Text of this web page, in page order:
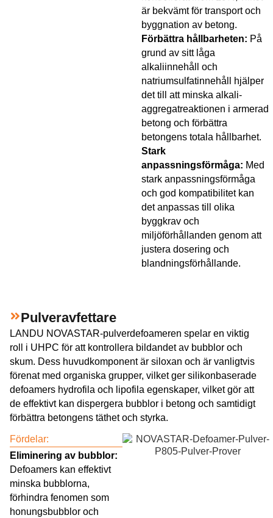
är bekvämt för transport och
byggnation av betong.
Förbättra hållbarheten: På
grund av sitt låga
alkaliinnehåll och
natriumsulfatinnehåll hjälper
det till att minska alkali-
aggregatreaktionen i armerad
betong och förbättra
betongens totala hållbarhet.
Stark
anpassningsförmåga: Med
stark anpassningsförmåga
och god kompatibilitet kan
det anpassas till olika
byggkrav och
miljöförhållanden genom att
justera dosering och
blandningsförhållande.
Pulveravfettare
LANDU NOVASTAR-pulverdefoameren spelar en viktig
roll i UHPC för att kontrollera bildandet av bubblor och
skum. Dess huvudkomponent är siloxan och är vanligtvis
förenat med organiska grupper, vilket ger silikonbaserade
defoamers hydrofila och lipofila egenskaper, vilket gör att
de effektivt kan dispergera bubblor i betong och samtidigt
förbättra betongens täthet och styrka.
Fördelar:
Eliminering av bubblor:
Defoamers kan effektivt
minska bubblorna,
förhindra fenomen som
honungsbubblor och